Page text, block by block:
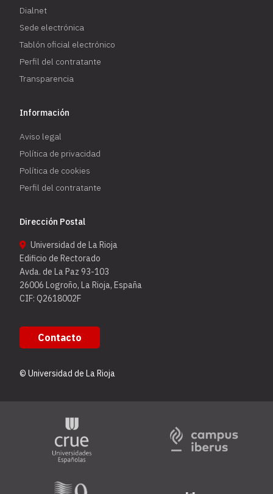
Dialnet
Sede electrónica
Tablón oficial electrónico
Perfil del contratante
Transparencia
Información
Aviso legal
Política de privacidad
Política de cookies
Perfil del contratante
Dirección Postal
Universidad de La Rioja
Edificio de Rectorado
Avda. de La Paz 93-103
26006 Logroño, La Rioja, España
CIF: Q2618002F
Contacto
© Universidad de La Rioja